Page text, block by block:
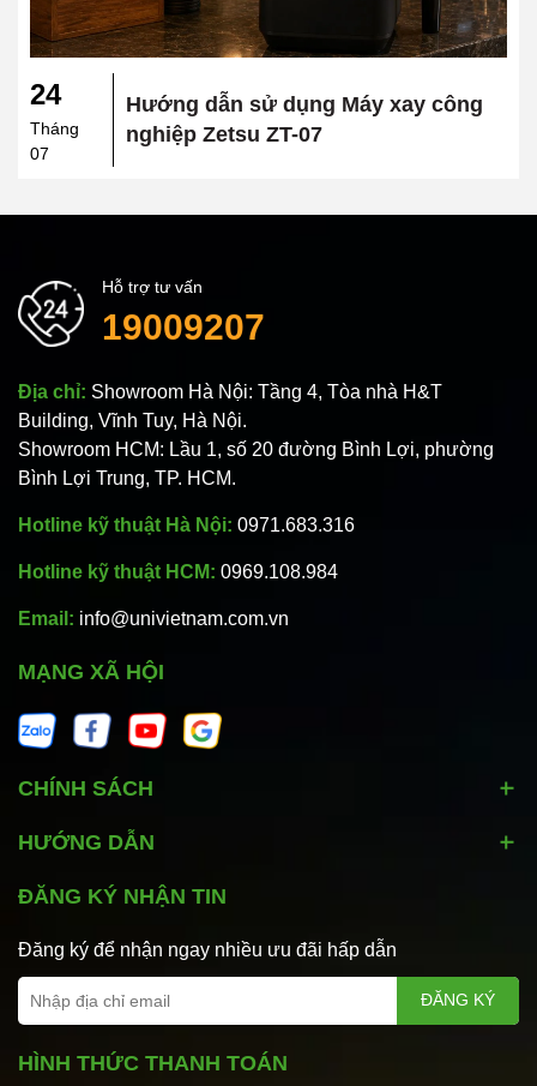
24
Tháng
07
Hướng dẫn sử dụng Máy xay công
nghiệp Zetsu ZT-07
Hỗ trợ tư vấn
19009207
Địa chỉ: Showroom Hà Nội: Tầng 4, Tòa nhà H&T
Building, Vĩnh Tuy, Hà Nội.
Showroom HCM: Lầu 1, số 20 đường Bình Lợi, phường
Bình Lợi Trung, TP. HCM.
Hotline kỹ thuật Hà Nội: 0971.683.316
Hotline kỹ thuật HCM: 0969.108.984
Email: info@univietnam.com.vn
MẠNG XÃ HỘI
CHÍNH SÁCH
HƯỚNG DẪN
ĐĂNG KÝ NHẬN TIN
Đăng ký để nhận ngay nhiều ưu đãi hấp dẫn
ĐĂNG KÝ
HÌNH THỨC THANH TOÁN